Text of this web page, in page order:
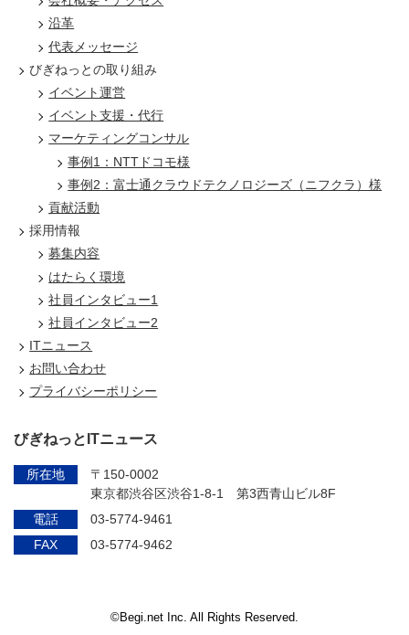
沿革
代表メッセージ
びぎねっとの取り組み
イベント運営
イベント支援・代行
マーケティングコンサル
事例1：NTTドコモ様
事例2：富士通クラウドテクノロジーズ（ニフクラ）様
貢献活動
採用情報
募集内容
はたらく環境
社員インタビュー1
社員インタビュー2
ITニュース
お問い合わせ
プライバシーポリシー
びぎねっとITニュース
所在地
〒150-0002
東京都渋谷区渋谷1-8-1 第3西青山ビル8F
電話
03-5774-9461
FAX
03-5774-9462
©Begi.net Inc. All Rights Reserved.